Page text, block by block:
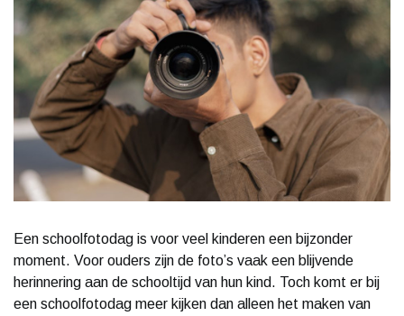
Een schoolfotodag is voor veel kinderen een bijzonder
moment. Voor ouders zijn de foto’s vaak een blijvende
herinnering aan de schooltijd van hun kind. Toch komt er bij
een schoolfotodag meer kijken dan alleen het maken van